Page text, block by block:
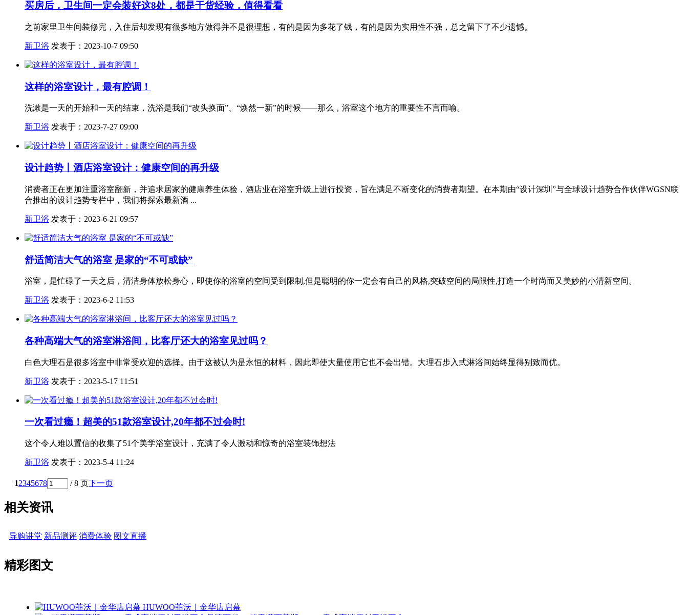
买房后，卫生间一定会装好这8处，都是干货经验，值得看看
之前家里卫生间装修完，入住后却发现有很多地方做得并不是很理想，有的是因为多花了钱，有的是因为实用性不强，总之留下了不少遗憾。
新卫浴 发表于：2023-10-7 09:50
这样的浴室设计，最有腔调！
洗漱是一天的开始和一天的结束，洗浴是我们“改头换面”、“焕然一新”的时候——那么，浴室这个地方的重要性不言而喻。
新卫浴 发表于：2023-7-27 09:00
设计趋势丨酒店浴室设计：健康空间的再升级
消费者正在更加注重浴室翻新，并追求居家的健康养生体验，酒店业在浴室升级上进行投资，旨在满足不断变化的消费者期望。在本期由“设计深圳”与全球设计趋势合作伙伴WGSN联
合推出的设计趋势专栏中，我们将探索最新酒 ...
新卫浴 发表于：2023-6-21 09:57
舒适简洁大气的浴室 是家的“不可或缺”
浴室，是忙碌了一天之后，清洁身体放松身心，即使你的浴室的空间受到限制,但是聪明的你一定会有自己的风格,突破空间的局限性,打造一个时尚而又美妙的小清新空间。
新卫浴 发表于：2023-6-2 11:53
各种高端大气的浴室淋浴间，比客厅还大的浴室见过吗？
白色大理石是很多浴室中非常受欢迎的选择。由于这被认为是永恒的材料，因此即使大量使用它也不会出错。大理石步入式淋浴间始终显得别致而优。
新卫浴 发表于：2023-5-17 11:51
一次看过瘾！超美的51款浴室设计,20年都不过会时!
这个令人难以置信的收集了51个美学浴室设计，充满了令人激动和惊奇的浴室装饰想法
新卫浴 发表于：2023-5-4 11:24
12345678 / 8 页下一页
相关资讯
导购讲堂 新品测评 消费体验 图文直播
精彩图文
HUWOO菲沃｜金华店启幕